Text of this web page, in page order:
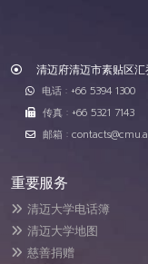
清迈府清迈市素贴区
电话 : +66 5394 1300
传真 : +66 5321 7143
邮箱 :
重要服务
清迈大学电话簿
清迈大学地图
慈善捐赠